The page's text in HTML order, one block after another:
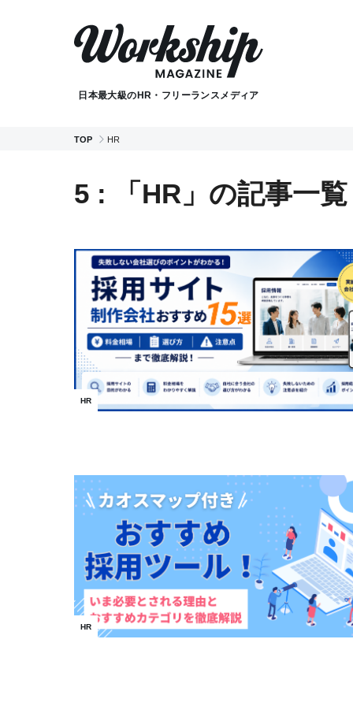
日本最大級のHR・フリーランスメディア
TOP HR
5 : 「HR」の記事一覧
HR
HR